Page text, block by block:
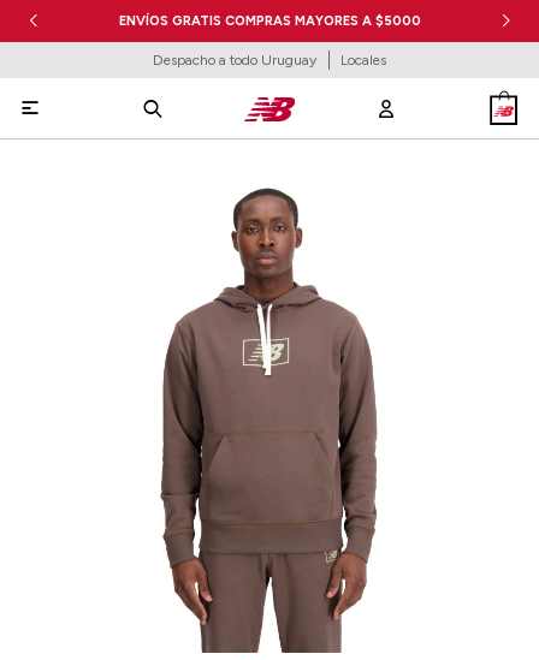
ENVÍOS GRATIS COMPRAS MAYORES A $5000
Despacho a todo Uruguay Locales
